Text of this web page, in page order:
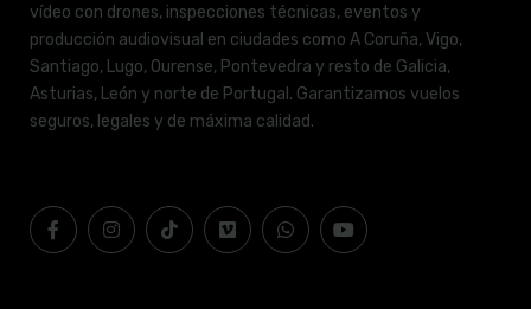
vídeo con drones, inspecciones técnicas, eventos y
producción audiovisual en ciudades como A Coruña, Vigo,
Santiago, Lugo, Ourense, Pontevedra y resto de Galicia,
Asturias, León y norte de Portugal. Garantizamos vuelos
seguros, legales y de máxima calidad.